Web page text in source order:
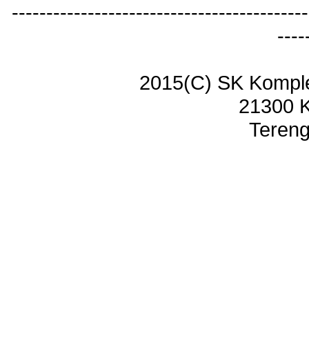
2015(C) SK
21300